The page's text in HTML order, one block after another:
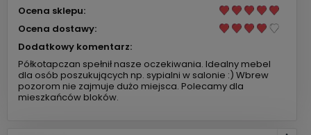
Ocena sklepu:
Ocena dostawy:
Dodatkowy komentarz:
Półkotapczan spełnił nasze oczekiwania. Idealny mebel
dla osób poszukujących np. sypialni w salonie :) Wbrew
pozorom nie zajmuje dużo miejsca. Polecamy dla
mieszkańców bloków.